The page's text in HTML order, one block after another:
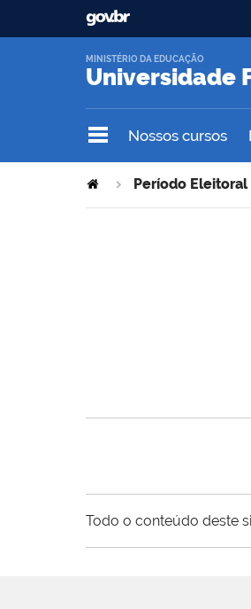
Universidade
MINISTÉRIO DA EDUCAÇÃO
Nossos cursos
Período Eleitoral
Todo o conteúdo deste